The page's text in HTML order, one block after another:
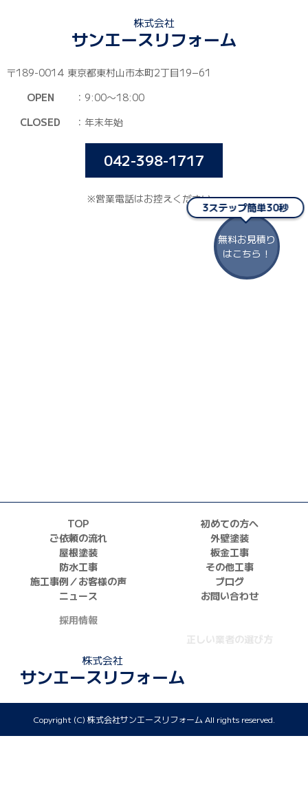
株式会社
サンエースリフォーム
〒189-0014 東京都東村山市本町2丁目19−61
OPEN
：9:00〜18:00
CLOSED
：年末年始
042-398-1717
※営業電話はお控えください。
TOP
初めての方へ
ご依頼の流れ
外壁塗装
屋根塗装
板金工事
防水工事
その他工事
施工事例／お客様の声
ブログ
ニュース
お問い合わせ
株式会社
サンエースリフォーム
Copyright (C) 株式会社サンエースリフォーム All rights reserved.
3ステップ簡単30秒
無料お見積り
はこちら！